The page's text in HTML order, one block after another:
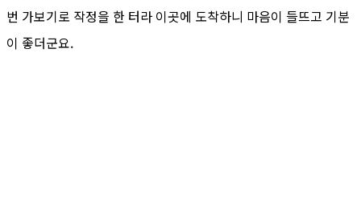
번 가보기로 작정을 한 터라 이곳에 도착하니 마음이 들뜨고 기분
이 좋더군요.